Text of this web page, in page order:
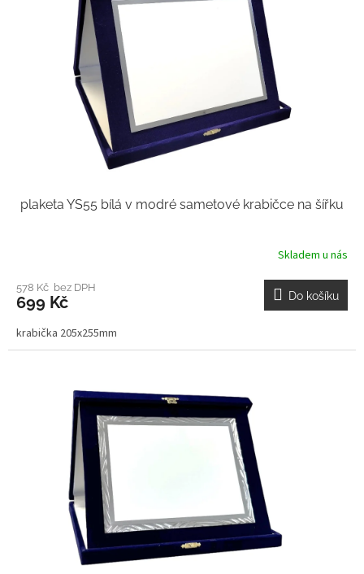
plaketa YS55 bílá v modré sametové krabičce na šířku
Skladem u nás
578 Kč bez DPH
699 Kč Do košíku
krabička 205x255mm